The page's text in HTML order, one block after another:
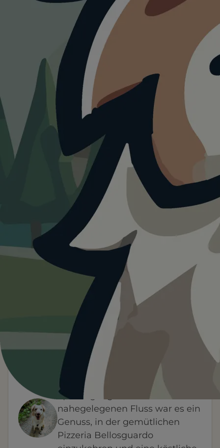
RESTAURANT
Pizzeria
Bellosguardo
Heute ist für Pizzeria Bellosguardo.
Wetterdaten:
— °C
WETTER
HINWEIS VON FYNN
Nach einem ausgiebigen
Spaziergang am
nahegelegenen Fluss war es ein
Genuss, in der gemütlichen
Pizzeria Bellosguardo